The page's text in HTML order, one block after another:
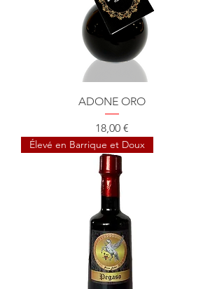
ADONE ORO
Prix
18,00 €
Élevé en Barrique et Doux